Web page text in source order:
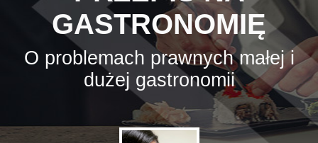
GASTRONOMIĘ
O problemach prawnych małej i
dużej gastronomii